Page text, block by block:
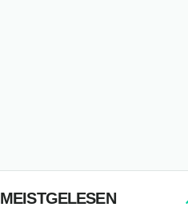
MEISTGELESEN